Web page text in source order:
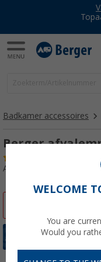
Badkamer accessoires
Berger
Artikelnr: 396393
WELCOME
You are
Would you